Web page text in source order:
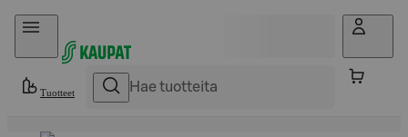
Hyppää sisältöön
Tuotteet